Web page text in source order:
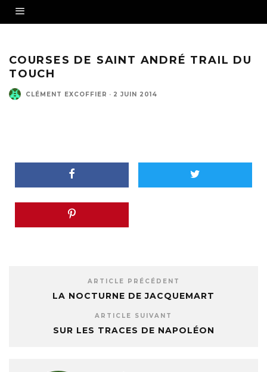
COURSES DE SAINT ANDRÉ TRAIL DU
TOUCH
CLÉMENT EXCOFFIER · 2 JUIN 2014
ARTICLE PRÉCÉDENT
LA NOCTURNE DE JACQUEMART
ARTICLE SUIVANT
SUR LES TRACES DE NAPOLÉON